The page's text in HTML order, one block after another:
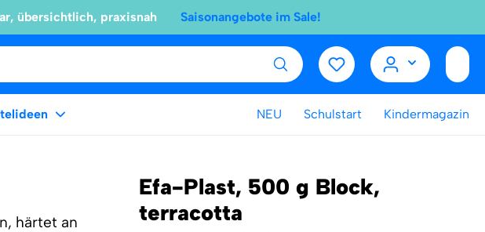
übersichtlich, praxisnah Saisonangebote im Sale!
NEU Schulstart Kindermagazin
härtet an
Efa-Plast, 500 g Block,
terracotta